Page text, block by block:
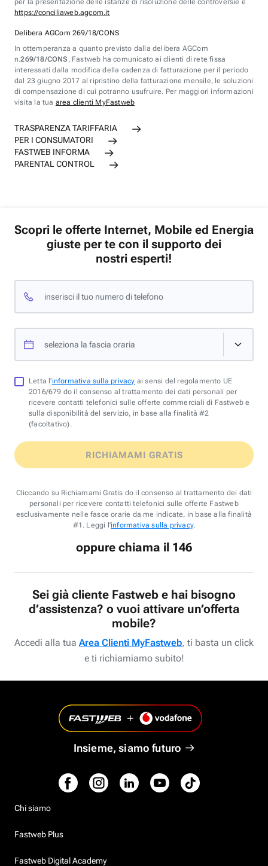
per la presentazione delle istanze di risoluzione delle controversie è
https://conciliaweb.agcom.it
Delibera AGCom 269/18/CONS
In ottemperanza a quanto previsto dalla delibera AGCom
n.269/18/CONS , Fastweb ha comunicato ai clienti di rete fissa
interessati dalla modifica della cadenza di fatturazione per il periodo
dal 23 giugno 2017 al ripristino della fatturazione mensile, le soluzioni
di compensazione di cui potranno usufruire. Per maggiori informazioni
visita la tua area clienti MyFastweb
TRASPARENZA TARIFFARIA
PER I CONSUMATORI
FASTWEB INFORMA
PARENTAL CONTROL
Scopri le offerte Internet, Mobile ed Energia
giuste per te con il supporto dei
nostri esperti!
inserisci il tuo numero di telefono
seleziona la fascia oraria
Letta l'informativa sulla privacy ai sensi del regolamento UE
2016/679 do il consenso al trattamento dei dati personali per
ricevere contatti telefonici sulle offerte commerciali di Fastweb e
sulla disponibilità del servizio, in base alla finalità #2
(facoltativo).
RICHIAMAMI GRATIS
Cliccando su Richiamami Gratis do il consenso al trattamento dei dati
personali per ricevere contatti telefonici sulle offerte Fastweb
esclusivamente nelle fasce orarie da me indicate, in base alla finalità
#1. Leggi l'informativa sulla privacy.
oppure chiama il 146
Sei già cliente Fastweb e hai bisogno
d’assistenza? o vuoi attivare un’offerta
mobile?
Accedi alla tua Area Clienti MyFastweb, ti basta un click
e ti richiamiamo subito!
Insieme, siamo futuro
Chi siamo
Fastweb Plus
Fastweb Digital Academy